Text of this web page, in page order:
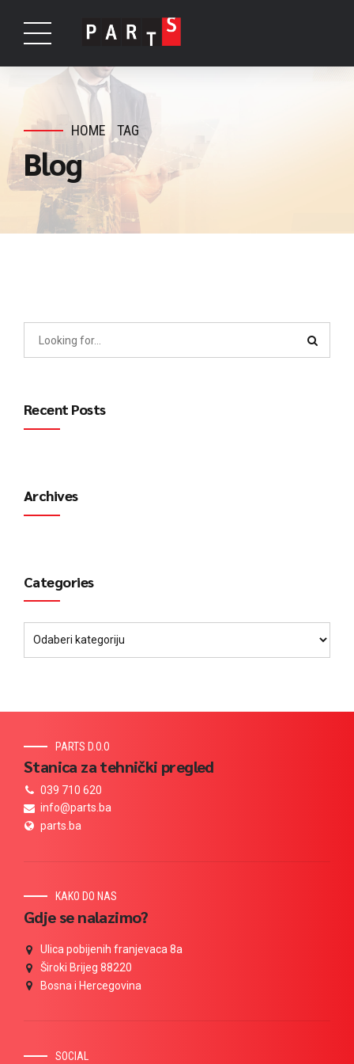
HOME TAG
Blog
Recent Posts
Archives
Categories
PARTS D.O.O
Stanica za tehnički pregled
039 710 620
info@parts.ba
parts.ba
KAKO DO NAS
Gdje se nalazimo?
Ulica pobijenih franjevaca 8a
Široki Brijeg 88220
Bosna i Hercegovina
SOCIAL